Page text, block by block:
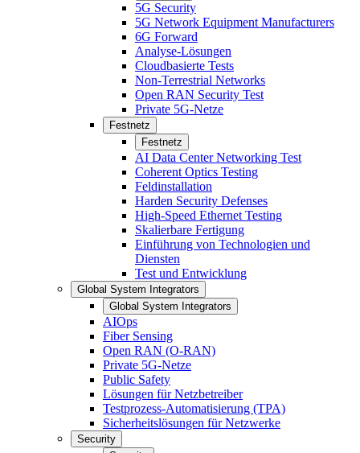
5G Security
5G Network Equipment Manufacturers
6G Forward
Analyse-Lösungen
Cloudbasierte Tests
Non-Terrestrial Networks
Open RAN Security Test
Private 5G-Netze
Festnetz
Festnetz
AI Data Center Networking Test
Coherent Optics Testing
Feldinstallation
Harden Security Defenses
High-Speed Ethernet Testing
Skalierbare Fertigung
Einführung von Technologien und
Diensten
Test und Entwicklung
Global System Integrators
Global System Integrators
AIOps
Fiber Sensing
Open RAN (O-RAN)
Private 5G-Netze
Public Safety
Lösungen für Netzbetreiber
Testprozess-Automatisierung (TPA)
Sicherheitslösungen für Netzwerke
Security